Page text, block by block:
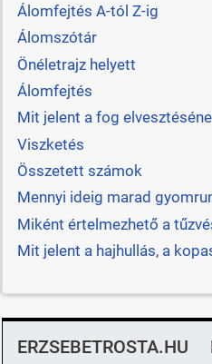
Álomfejtés A-tól Z-ig
Álomszótár
Önéletrajz helyett
Álomfejtés
Mit jelent a fog
Viszketés
Összetett számok
Mennyi ideig marad
Miként értelmezhető a
Mit jelent a hajhullás, a
ERZSEBETROSTA.HU